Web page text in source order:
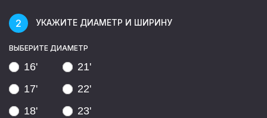
УКАЖИТЕ ДИАМЕТР И ШИРИНУ
ВЫБЕРИТЕ ДИАМЕТР
16'
17'
18'
21'
22'
23'